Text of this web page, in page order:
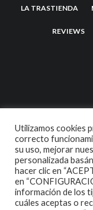
LA TRASTIENDA
REVIEWS
2007
Utilizamos cookies
correcto
su uso, mejorar
personalizada
hacer clic en
en
información de los
cuáles aceptas o